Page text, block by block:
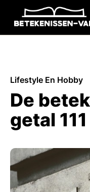
Lifestyle En Hobby
De
getal 111